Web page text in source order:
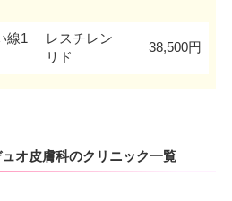
線1
レスチレン
リド
38,500円
オ皮膚科のクリニック一覧